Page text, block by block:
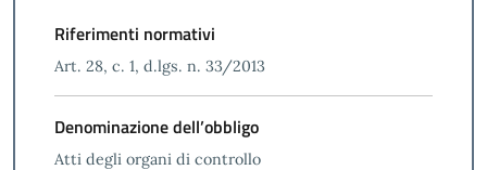
Riferimenti normativi
Art. 28, c. 1, d.lgs. n. 33/2013
Denominazione dell’obbligo
Atti degli organi di controllo